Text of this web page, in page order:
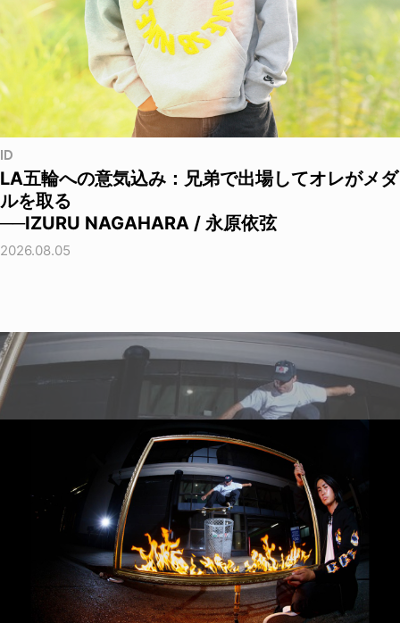
ID
LA五輪への意気込み：兄弟で出場してオレがメダ
ルを取る
──IZURU NAGAHARA / 永原依弦
2026.08.05